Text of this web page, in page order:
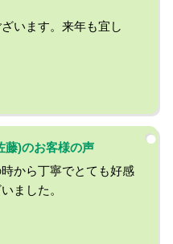
います。来年も宜し
藤)のお客様の声
から丁寧でとても好感
ました。